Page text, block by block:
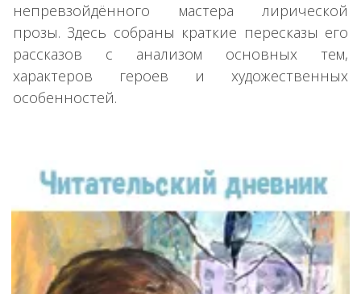
непревзойдённого мастера лирической
прозы. Здесь собраны краткие пересказы его
рассказов с анализом основных тем,
характеров героев и художественных
особенностей.